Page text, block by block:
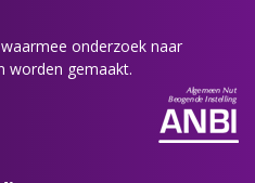
onderzoek naar
worden gemaakt.